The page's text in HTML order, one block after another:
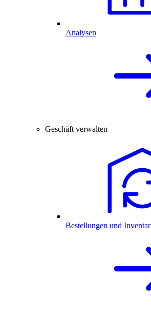
Analysen
Geschäft verwalten
Bestellungen und Inventar